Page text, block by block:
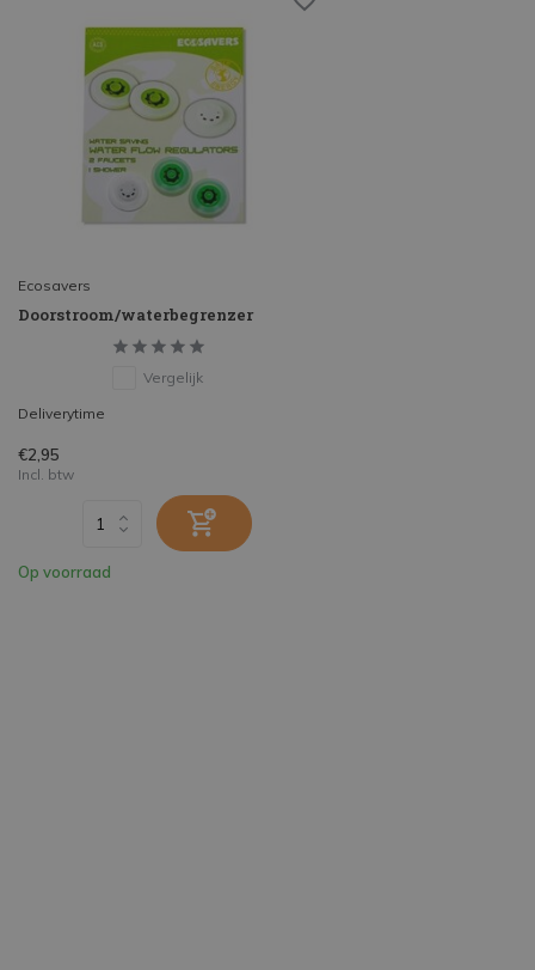
Ecosavers
Doorstroom/waterbegrenzer
Vergelijk
Deliverytime
€2,95
Incl. btw
Op voorraad